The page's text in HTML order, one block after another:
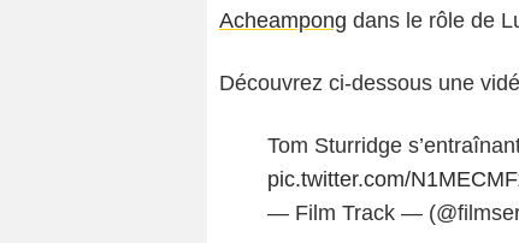
Acheampong dans le rôle de
Découvrez ci-dessous une
Tom Sturridge
pic.twitter.com/
— Film Track —